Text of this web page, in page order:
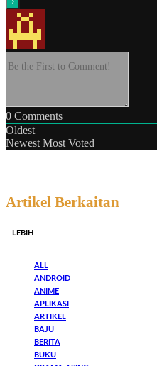
0 Comments
Oldest
Newest Most Voted
Artikel Berkaitan
LEBIH
ALL
ANDROID
ANIME
APLIKASI
ARTIKEL
BAJU
BERITA
BUKU